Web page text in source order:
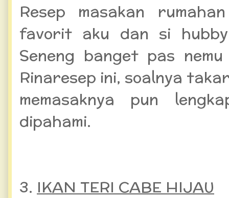
Resep masakan
favorit aku dan si
Seneng banget pas
Rinaresep ini, soalnya
memasaknya pun
dipahami.
3. IKAN TERI CABE HIJAU